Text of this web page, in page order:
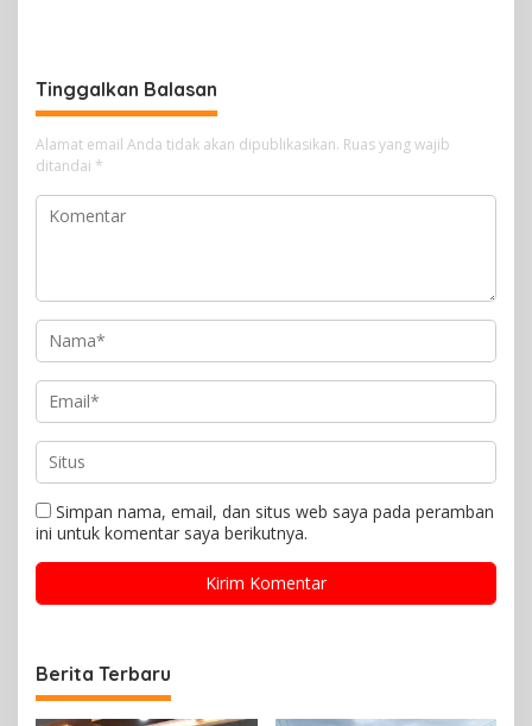
Tinggalkan Balasan
Alamat email Anda tidak akan dipublikasikan. Ruas yang wajib
ditandai *
Simpan nama, email, dan situs web saya pada peramban
ini untuk komentar saya berikutnya.
Berita Terbaru